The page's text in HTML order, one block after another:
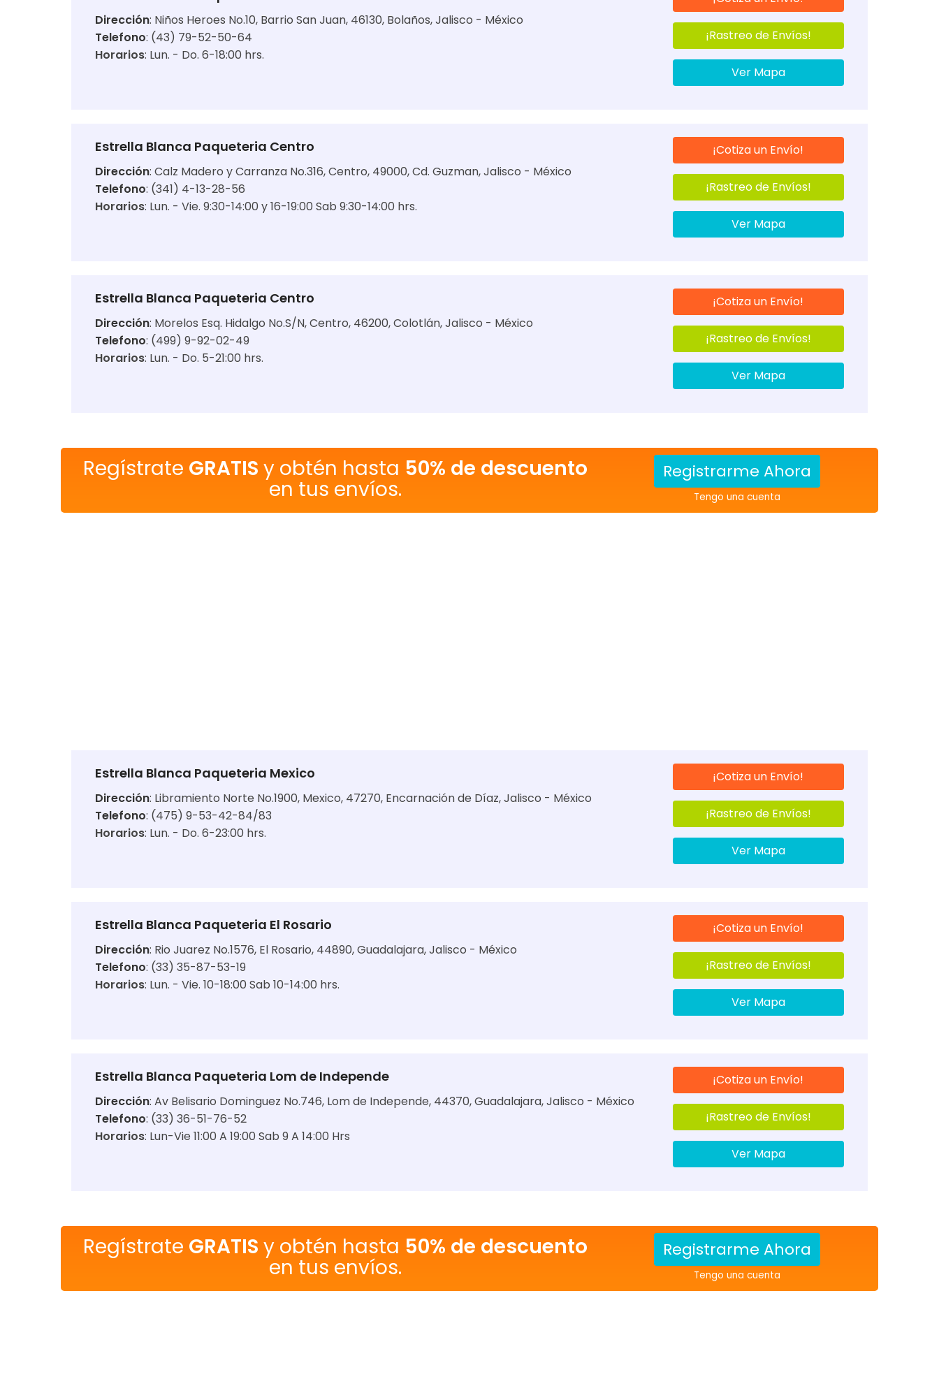
Dirección: Niños Heroes No.10, Barrio San Juan, 46130, Bolaños, Jalisco - México
Telefono: (43) 79-52-50-64
Horarios: Lun. - Do. 6-18:00 hrs.
¡Rastreo de Envíos!
Ver Mapa
Estrella Blanca Paqueteria Centro
Dirección: Calz Madero y Carranza No.316, Centro, 49000, Cd. Guzman, Jalisco - México
Telefono: (341) 4-13-28-56
Horarios: Lun. - Vie. 9:30-14:00 y 16-19:00 Sab 9:30-14:00 hrs.
¡Cotiza un Envío!
¡Rastreo de Envíos!
Ver Mapa
Estrella Blanca Paqueteria Centro
Dirección: Morelos Esq. Hidalgo No.S/N, Centro, 46200, Colotlán, Jalisco - México
Telefono: (499) 9-92-02-49
Horarios: Lun. - Do. 5-21:00 hrs.
¡Cotiza un Envío!
¡Rastreo de Envíos!
Ver Mapa
Regístrate GRATIS y obtén hasta 50% de descuento
en tus envíos.
Registrarme Ahora
Tengo una cuenta
Estrella Blanca Paqueteria Mexico
Dirección: Libramiento Norte No.1900, Mexico, 47270, Encarnación de Díaz, Jalisco - México
Telefono: (475) 9-53-42-84/83
Horarios: Lun. - Do. 6-23:00 hrs.
¡Cotiza un Envío!
¡Rastreo de Envíos!
Ver Mapa
Estrella Blanca Paqueteria El Rosario
Dirección: Rio Juarez No.1576, El Rosario, 44890, Guadalajara, Jalisco - México
Telefono: (33) 35-87-53-19
Horarios: Lun. - Vie. 10-18:00 Sab 10-14:00 hrs.
¡Cotiza un Envío!
¡Rastreo de Envíos!
Ver Mapa
Estrella Blanca Paqueteria Lom de Independe
Dirección: Av Belisario Dominguez No.746, Lom de Independe, 44370, Guadalajara, Jalisco - México
Telefono: (33) 36-51-76-52
Horarios: Lun-Vie 11:00 A 19:00 Sab 9 A 14:00 Hrs
¡Cotiza un Envío!
¡Rastreo de Envíos!
Ver Mapa
Regístrate GRATIS y obtén hasta 50% de descuento
en tus envíos.
Registrarme Ahora
Tengo una cuenta